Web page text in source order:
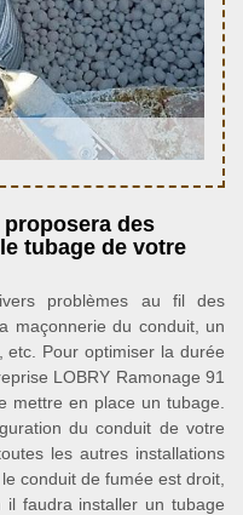
proposera des
tubage de votre
problèmes au fil des
maçonnerie du conduit, un
etc. Pour optimiser la durée
LOBRY Ramonage 91
mettre en place un tubage.
du conduit de votre
les autres installations
conduit de fumée est droit,
il faudra installer un tubage